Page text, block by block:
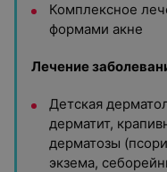
Комплексное
формами акне
Лечение
Детская
дерматит,
дерматозы
экзема,